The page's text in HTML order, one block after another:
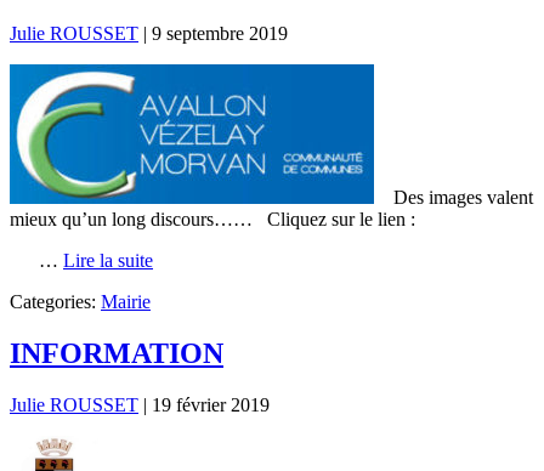
Julie ROUSSET | 9 septembre 2019
Des images valent
mieux qu’un long discours…… Cliquez sur le lien :
… Lire la suite
Categories: Mairie
INFORMATION
Julie ROUSSET | 19 février 2019